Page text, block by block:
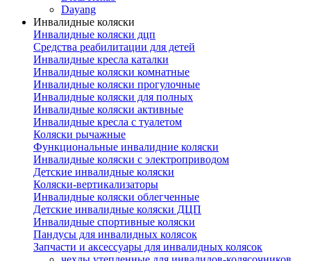
Dayang
Инвалидные коляски
Инвалидные коляски дцп
Средства реабилитации для детей
Инвалидные кресла каталки
Инвалидные коляски комнатные
Инвалидные коляски прогулочные
Инвалидные коляски для полных
Инвалидные коляски активные
Инвалидные кресла с туалетом
Коляски рычажные
Функциональные инвалидние коляски
Инвалидные коляски с электроприводом
Детские инвалидные коляски
Коляски-вертикализаторы
Инвалидные коляски облегченные
Детские инвалидные коляски ДЦП
Инвалидные спортивные коляски
Пандусы для инвалидных колясок
Запчасти и аксессуары для инвалидных колясок